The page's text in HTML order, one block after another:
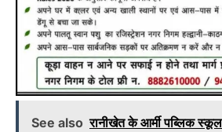
See also रानीखेत के आर्मी पब्लिक स्कूल